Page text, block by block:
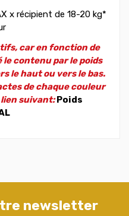
x récipient de 18-20 kg*
car en fonction de
contenu par le poids
le haut ou vers le bas.
de chaque couleur
lien suivant:Poids
newsletter